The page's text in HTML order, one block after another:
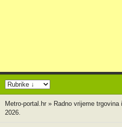
Metro-portal.hr » Radno vrijeme
2026.